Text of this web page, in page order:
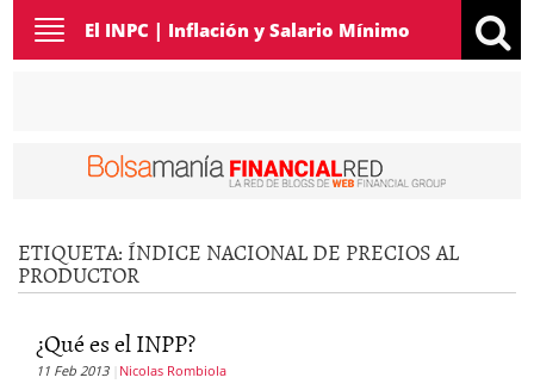
Toggle
navigation
El INPC | Inflación y Salario Mínimo
ETIQUETA: ÍNDICE NACIONAL DE PRECIOS AL
PRODUCTOR
¿Qué es el INPP?
11 Feb 2013 Nicolas Rombiola